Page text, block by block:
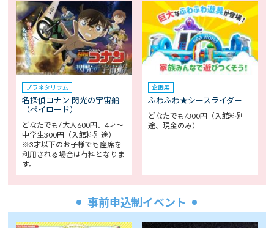
プラネタリウム
名探偵コナン 閃光の宇宙船
（ペイロード）
どなたでも/ 大人600円、4才～
中学生300円（入館料別途）
※3才以下のお子様でも座席を
利用される場合は有料となりま
す。
企画展
ふわふわ★シースライダー
どなたでも/300円（入館料別
途、現金のみ）
事前申込制イベント